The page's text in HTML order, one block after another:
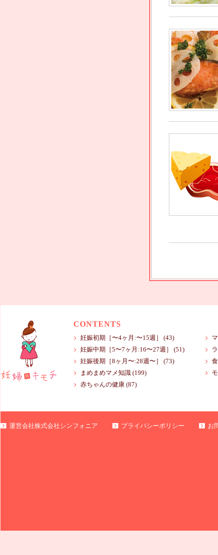
CONTENTS
妊娠初期［〜4ヶ月:〜15週］
(43)
妊娠中期［5〜7ヶ月:16〜27週］
(51)
妊娠後期［8ヶ月〜:28週〜］
(73)
まめまめマメ知識 (199)
赤ちゃんの健康 (87)
運営会社株式会社シンフォニア プライバシーポリシー お